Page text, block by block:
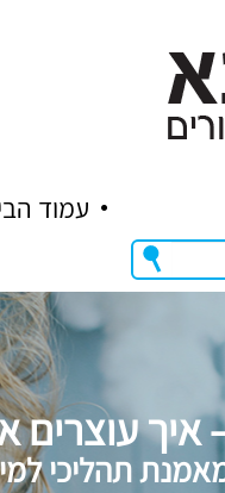
עמוד
איך עוצרים
תהליכי